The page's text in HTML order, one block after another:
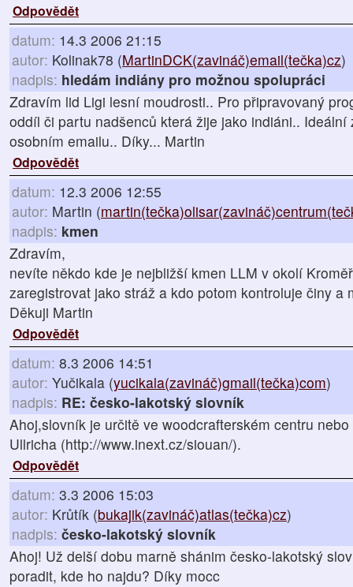
Odpovědět
datum: 14.3 2006 21:15
autor: Kolinak78 (MartinDCK(zavináč)email(tečka)cz)
nadpis: hledám indiány pro možnou spolupráci
Zdravím lid Ligi lesní moudrosti.. Pro připravovaný
oddíl či partu nadšenců která žije jako indiáni..
osobním emailu.. Díky... Martin
Odpovědět
datum: 12.3 2006 12:55
autor: Martin (
nadpis: kmen
Zdravím,
nevíte někdo kde je nejbližší kmen LLM v okolí
zaregistrovat jako stráž a kdo potom kontroluje činy a
Děkuji Martin
Odpovědět
datum: 8.3 2006 14:51
autor: Yučikala (yucikala(zavináč)gmail(tečka)com)
nadpis: RE: česko-lakotský slovník
Ahoj,slovník je určitě ve woodcrafterském centru
Ullricha (http://www.inext.cz/siouan/).
Odpovědět
datum: 3.3 2006 15:03
autor: Krůtík (bukajik(zavináč)atlas(tečka)cz)
nadpis: česko-lakotský slovník
Ahoj! Už delší dobu marně shánim česko-lakotský
poradit, kde ho najdu? Díky mocc